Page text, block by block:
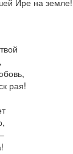
Ире на земле!
рая!